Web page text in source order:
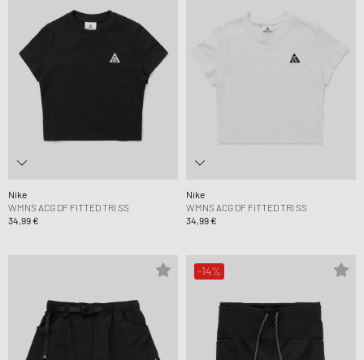
Nike
WMNS ACG DF FITTED TRI SS
34,99 €
Nike
WMNS ACG DF FITTED TRI SS
34,99 €
-14%